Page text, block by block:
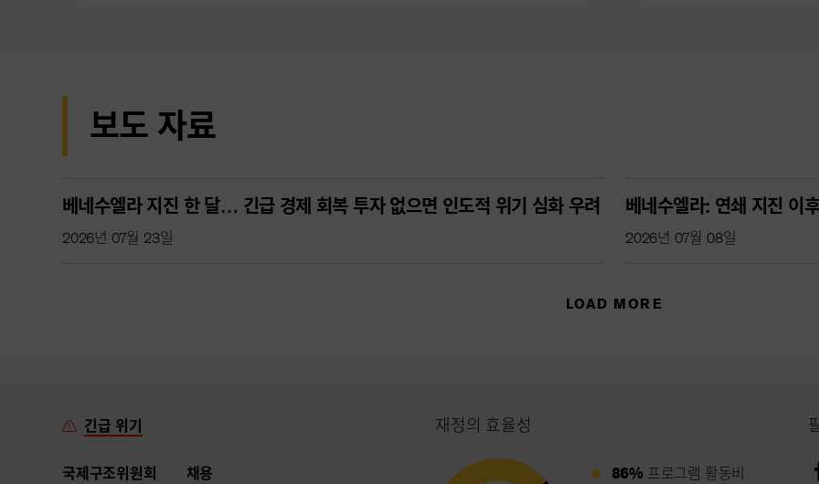
보도 자료
베네수엘라 지진 한 달… 긴급 경제 회복 투자 없으면 인도적 위기 심화 우려
2026년 07월 23일
베네수엘라: 연쇄 지진 이
2026년 07월 08일
LOAD MORE
긴급 위기
국제구조위원회
채용
재정의 효율성
86% 프로그램 활동비